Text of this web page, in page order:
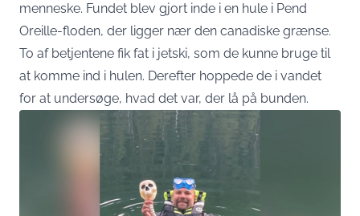
menneske. Fundet blev gjort inde i en hule i Pend
Oreille-floden, der ligger nær den canadiske grænse.
To af betjentene fik fat i jetski, som de kunne bruge til
at komme ind i hulen. Derefter hoppede de i vandet
for at undersøge, hvad det var, der lå på bunden.